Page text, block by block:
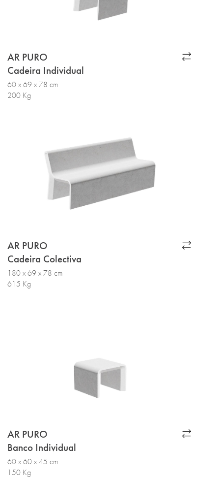
AR PURO
Cadeira Individual
60 x 69 x 78 cm
200 Kg
AR PURO
Cadeira Colectiva
180 x 69 x 78 cm
615 Kg
AR PURO
Banco Individual
60 x 60 x 45 cm
150 Kg